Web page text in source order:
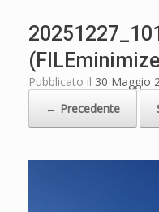
Pubblicato il 30 Maggio
← Precedente